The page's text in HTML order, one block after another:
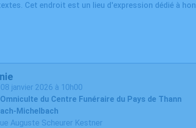
Cet endroit est un lieu d'expression dédié à
08 janvier 2026 à 10h00
du Centre Funéraire du Pays de Thann
Michelbach
Auguste Scheurer Kestner